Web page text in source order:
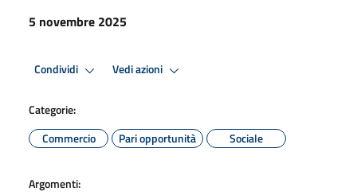
5 novembre 2025
Condividi Vedi azioni
Categorie:
Commercio
Pari opportunità Sociale
Argomenti: